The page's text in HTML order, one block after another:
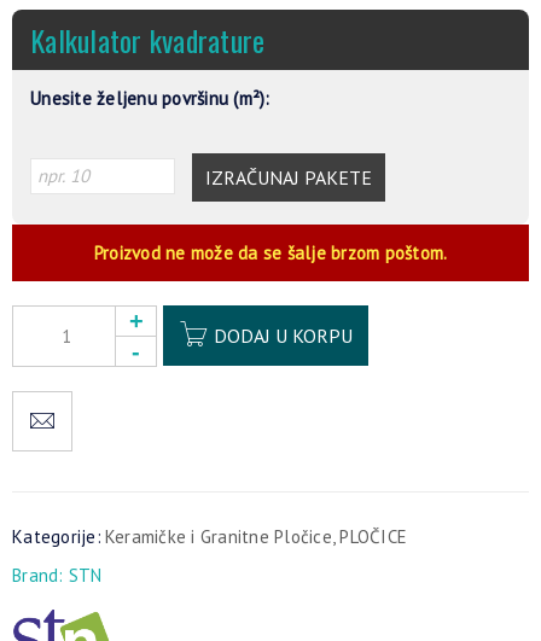
Kalkulator kvadrature
Unesite željenu površinu (m²):
IZRAČUNAJ PAKETE
Proizvod ne može da se šalje brzom poštom.
DODAJ U KORPU
Kategorije: Keramičke i Granitne Pločice,PLOČICE
Brand: STN